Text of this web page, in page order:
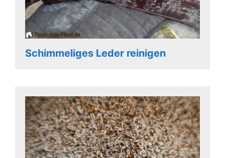
Schimmeliges Leder reinigen